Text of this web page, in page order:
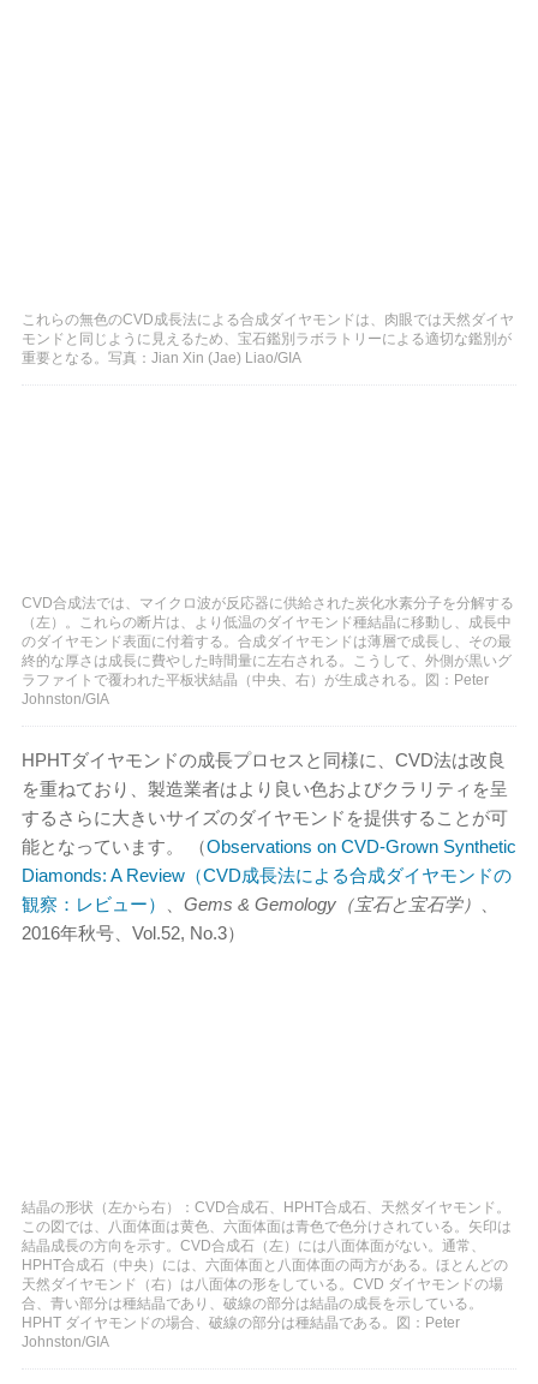
これらの無色のCVD成長法による合成ダイヤモンドは、肉眼では天然ダイヤ
モンドと同じように見えるため、宝石鑑別ラボラトリーによる適切な鑑別が
重要となる。写真：Jian Xin (Jae) Liao/GIA
CVD合成法では、マイクロ波が反応器に供給された炭化水素分子を分解する
（左）。これらの断片は、より低温のダイヤモンド種結晶に移動し、成長中
のダイヤモンド表面に付着する。合成ダイヤモンドは薄層で成長し、その最
終的な厚さは成長に費やした時間量に左右される。こうして、外側が黒いグ
ラファイトで覆われた平板状結晶（中央、右）が生成される。図：Peter
Johnston/GIA
HPHTダイヤモンドの成長プロセスと同様に、CVD法は改良
を重ねており、製造業者はより良い色およびクラリティを呈
するさらに大きいサイズのダイヤモンドを提供することが可
能となっています。 （Observations on CVD-Grown Synthetic
Diamonds: A Review（CVD成長法による合成ダイヤモンドの
観察：レビュー）
、 Gems & Gemology（宝石と宝石学） 、
2016年秋号、Vol.52, No.3）
結晶の形状（左から右）：CVD合成石、HPHT合成石、天然ダイヤモンド。
この図では、八面体面は黄色、六面体面は青色で色分けされている。矢印は
結晶成長の方向を示す。CVD合成石（左）には八面体面がない。通常、
HPHT合成石（中央）には、六面体面と八面体面の両方がある。ほとんどの
天然ダイヤモンド（右）は八面体の形をしている。CVD ダイヤモンドの場
合、青い部分は種結晶であり、破線の部分は結晶の成長を示している。
HPHT ダイヤモンドの場合、破線の部分は種結晶である。図：Peter
Johnston/GIA